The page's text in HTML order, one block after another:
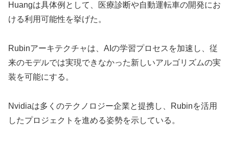
Huangは具体例として、医療診断や自動運転車の開発にお
ける利用可能性を挙げた。
Rubinアーキテクチャは、AIの学習プロセスを加速し、従
来のモデルでは実現できなかった新しいアルゴリズムの実
装を可能にする。
Nvidiaは多くのテクノロジー企業と提携し、Rubinを活用
したプロジェクトを進める姿勢を示している。